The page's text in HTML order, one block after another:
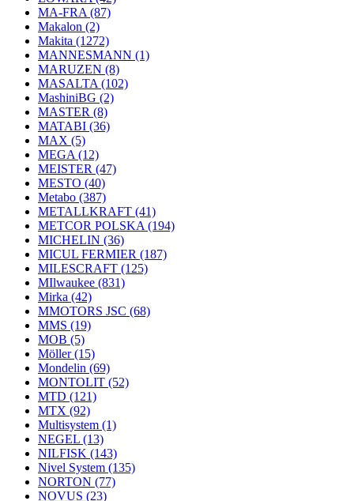
MA-FRA (87)
Makalon (2)
Makita (1272)
MANNESMANN (1)
MARUZEN (8)
MASALTA (102)
MashiniBG (2)
MASTER (8)
MATABI (36)
MAX (5)
MEGA (12)
MEISTER (47)
MESTO (40)
Metabo (387)
METALLKRAFT (41)
METCOR POLSKA (194)
MICHELIN (36)
MICUL FERMIER (187)
MILESCRAFT (125)
MIlwaukee (831)
Mirka (42)
MMOTORS JSC (68)
MMS (19)
MOB (5)
Möller(15)
Mondelin (69)
MONTOLIT (52)
MTD (121)
MTX (92)
Multisystem (1)
NEGEL (13)
NILFISK (143)
Nivel System (135)
NORTON (77)
NOVUS (23)